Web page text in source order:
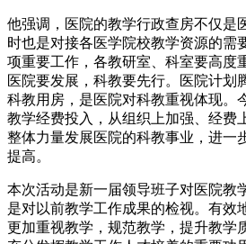
他强调，医院的教学行政查房不仅是
时也是对接各医学院校教学资源的需
项重要工作，各教研室、科室要高度
医院要发展，科教要先行。医院计划
科教用房，是医院对科教重视体现。
教学经费投入，从组织上加强、经费
整体力量发展医院的科教事业，进一
提高。
本次活动是新一届领导班子对医院教
是对以前教学工作成果的检视。有效
更加重视教学，规范教学，提升教学